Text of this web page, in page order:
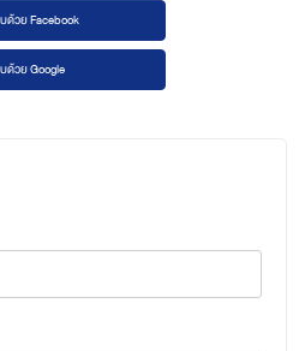
ด้วย Facebook
ด้วย Google